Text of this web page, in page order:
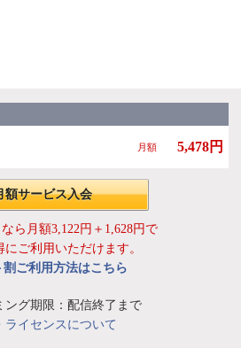
月額 5,478円
額サービス入会
なら月額3,122円＋1,628円で
にご利用いただけます。
割ご利用方法はこちら
ング期限：配信終了まで
ライセンスについて